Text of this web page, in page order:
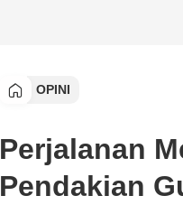
OPINI
Perjalanan
Pendakian